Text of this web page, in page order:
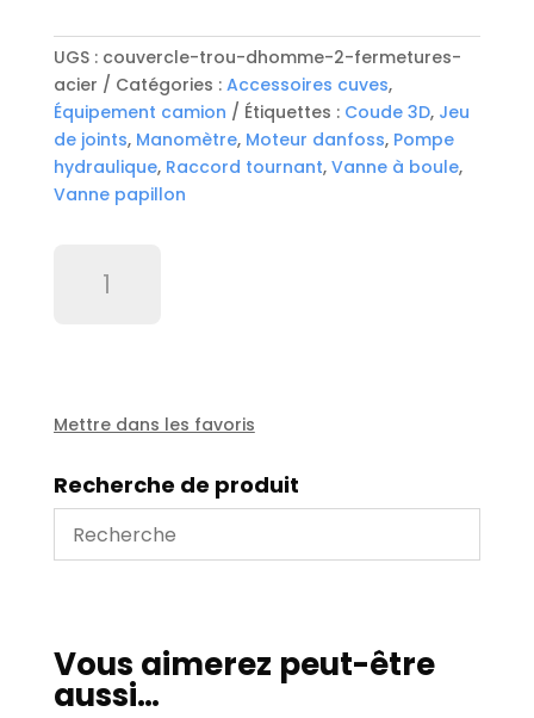
UGS : couvercle-trou-dhomme-2-fermetures-
acier
Catégories : Accessoires cuves,
Équipement camion
Étiquettes : Coude 3D, Jeu
de joints, Manomètre, Moteur danfoss, Pompe
hydraulique, Raccord tournant, Vanne à boule,
Vanne papillon
fermetures
Mettre dans les favoris
Recherche de produit
Vous aimerez peut-être
aussi…